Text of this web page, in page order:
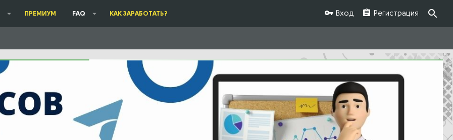
ПРЕМИУМ FAQ КАК ЗАРАБОТАТЬ? Вход Регистрация